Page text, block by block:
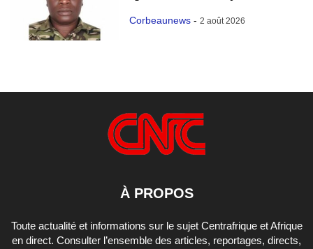
Corbeaunews - 2 août 2026
À PROPOS
Toute actualité et informations sur le sujet Centrafrique et Afrique
en direct. Consulter l’ensemble des articles, reportages, directs,